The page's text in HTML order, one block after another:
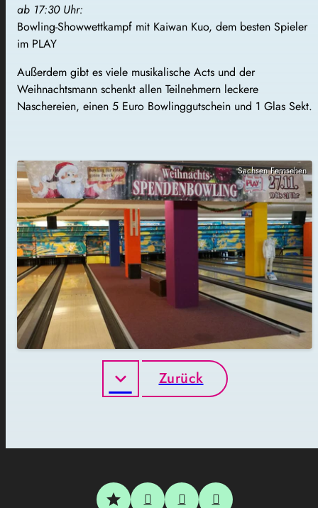
ab 17:30 Uhr:
Bowling-Showwettkampf mit Kaiwan Kuo, dem besten Spieler
im PLAY
Außerdem gibt es viele musikalische Acts und der
Weihnachtsmann schenkt allen Teilnehmern leckere
Naschereien, einen 5 Euro Bowlinggutschein und 1 Glas Sekt.
Sachsen Fernsehen
Zurück